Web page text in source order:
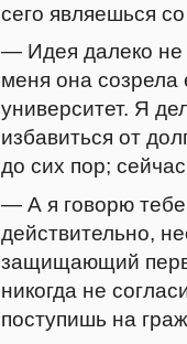
сего являешься
— Идея далеко не
меня она созрела
университет. Я
избавиться от
до сих пор;
— А я говорю
действительно,
защищающий
никогда не
поступишь на